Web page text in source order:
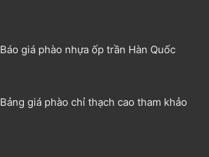
Báo giá phào nhựa ốp trần Hàn Quốc
Bảng giá phào chỉ thạch cao tham khảo